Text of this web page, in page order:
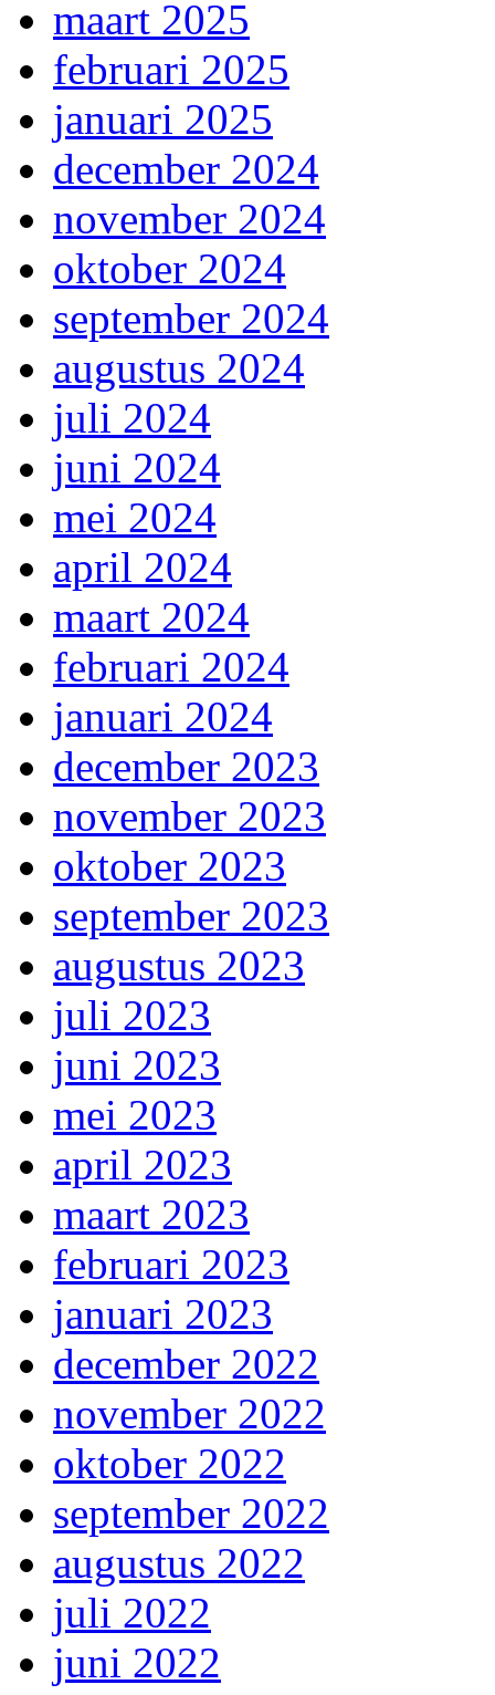
maart 2025
februari 2025
januari 2025
december 2024
november 2024
oktober 2024
september 2024
augustus 2024
juli 2024
juni 2024
mei 2024
april 2024
maart 2024
februari 2024
januari 2024
december 2023
november 2023
oktober 2023
september 2023
augustus 2023
juli 2023
juni 2023
mei 2023
april 2023
maart 2023
februari 2023
januari 2023
december 2022
november 2022
oktober 2022
september 2022
augustus 2022
juli 2022
juni 2022